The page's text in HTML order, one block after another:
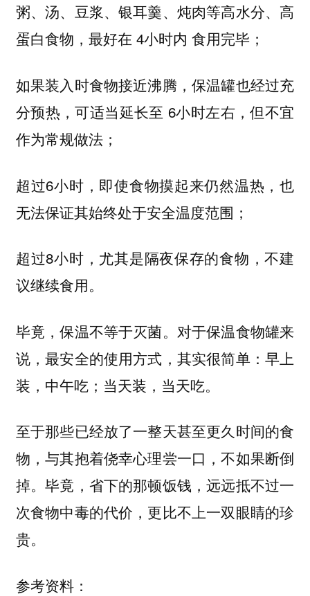
粥、汤、豆浆、银耳羹、炖肉等高水分、高
蛋白食物，最好在 4小时内 食用完毕；
如果装入时食物接近沸腾，保温罐也经过充
分预热，可适当延长至 6小时左右，但不宜
作为常规做法；
超过6小时，即使食物摸起来仍然温热，也
无法保证其始终处于安全温度范围；
超过8小时，尤其是隔夜保存的食物，不建
议继续食用。
毕竟，保温不等于灭菌。对于保温食物罐来
说，最安全的使用方式，其实很简单： 早上
装，中午吃；当天装，当天吃。
至于那些已经放了一整天甚至更久时间的食
物，与其抱着侥幸心理尝一口，不如果断倒
掉。毕竟，省下的那顿饭钱，远远抵不过一
次食物中毒的代价，更比不上一双眼睛的珍
贵。
参考资料：